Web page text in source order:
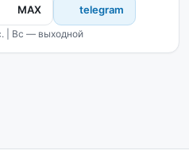
MAX telegram
| Вс — выходной